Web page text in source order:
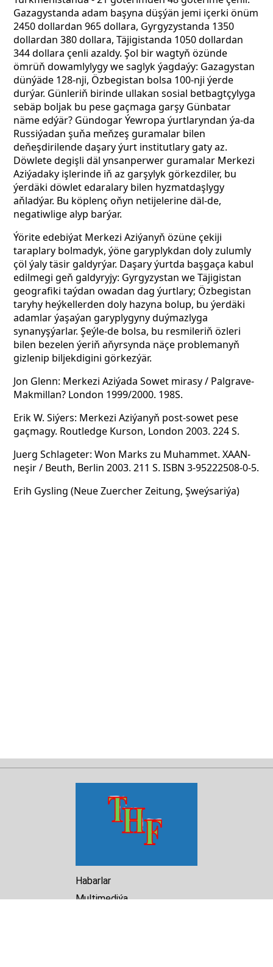
Gazagystanda adam başyna düşýän jemi içerki önüm
2450 dollardan 965 dollara, Gyrgyzystanda 1350
dollardan 380 dollara, Täjigistanda 1050 dollardan
344 dollara çenli azaldy. Şol bir wagtyň özünde
ömrüň dowamlylygy we saglyk ýagdaýy: Gazagystan
dünýäde 128-nji, Özbegistan bolsa 100-nji ýerde
durýar. Günleriň birinde ullakan sosial betbagtçylyga
sebäp boljak bu pese gaçmaga garşy Günbatar
näme edýär? Gündogar Ýewropa ýurtlaryndan ýa-da
Russiýadan şuňa meňzeş guramalar bilen
deňeşdirilende daşary ýurt institutlary gaty az.
Döwlete degişli däl ynsanperwer guramalar Merkezi
Aziýadaky işlerinde iň az garşylyk görkezdiler, bu
ýerdäki döwlet edaralary bilen hyzmatdaşlygy
aňladýar. Bu köplenç oňyn netijelerine däl-de,
negatiwlige alyp barýar.
Ýörite edebiýat Merkezi Aziýanyň özüne çekiji
taraplary bolmadyk, ýöne garyplykdan doly zulumly
çöl ýaly täsir galdyrýar. Daşary ýurtda başgaça kabul
edilmegi geň galdyryjy: Gyrgyzystan we Täjigistan
geografiki taýdan owadan dag ýurtlary; Özbegistan
taryhy heýkellerden doly hazyna bolup, bu ýerdäki
adamlar ýaşaýan garyplygyny duýmazlyga
synanyşýarlar. Şeýle-de bolsa, bu resmileriň özleri
bilen bezelen ýeriň aňyrsynda näçe problemanyň
gizlenip biljekdigini görkezýär.
Jon Glenn: Merkezi Aziýada Sowet mirasy / Palgrave-
Makmillan? London 1999/2000. 198S.
Erik W. Siýers: Merkezi Aziýanyň post-sowet pese
gaçmagy. Routledge Kurson, London 2003. 224 S.
Juerg Schlageter: Won Marks zu Muhammet. XAAN-
neşir / Beuth, Berlin 2003. 211 S. ISBN 3-95222508-0-5.
Erih Gysling (Neue Zuercher Zeitung, Şweýsariýa)
Habarlar
Multimediýa